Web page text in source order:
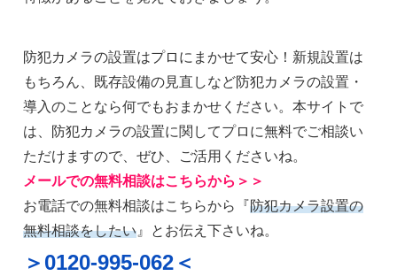
防犯カメラの設置はプロにまかせて安心！新規設置は
もちろん、既存設備の見直しなど防犯カメラの設置・
導入のことなら何でもおまかせください。本サイトで
は、防犯カメラの設置に関してプロに無料でご相談い
ただけますので、ぜひ、ご活用くださいね。
メールでの無料相談はこちらから＞＞
お電話での無料相談はこちらから『防犯カメラ設置の
無料相談をしたい 』とお伝え下さいね。
＞0120-995-062＜